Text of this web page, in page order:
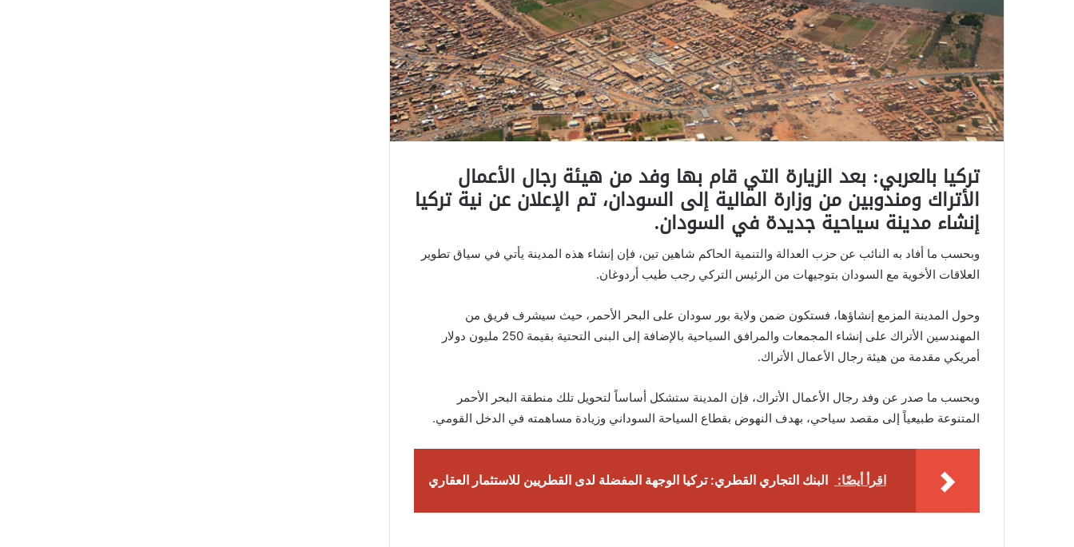
تركيا بالعربي: بعد الزيارة التي قام بها وفد من هيئة رجال الأعمال
الأتراك ومندوبين من وزارة المالية إلى السودان، تم الإعلان عن نية تركيا
إنشاء مدينة سياحية جديدة في السودان.
وبحسب ما أفاد به النائب عن حزب العدالة والتنمية الحاكم شاهين تين، فإن إنشاء هذه المدينة يأتي في سياق تطوير
العلاقات الأخوية مع السودان بتوجيهات من الرئيس التركي رجب طيب أردوغان.
وحول المدينة المزمع إنشاؤها، فستكون ضمن ولاية بور سودان على البحر الأحمر، حيث سيشرف فريق من
المهندسين الأتراك على إنشاء المجمعات والمرافق السياحية بالإضافة إلى البنى التحتية بقيمة 250 مليون دولار
أمريكي مقدمة من هيئة رجال الأعمال الأتراك.
وبحسب ما صدر عن وفد رجال الأعمال الأتراك، فإن المدينة ستشكل أساساً لتحويل تلك منطقة البحر الأحمر
المتنوعة طبيعياً إلى مقصد سياحي، بهدف النهوض بقطاع السياحة السوداني وزيادة مساهمته في الدخل القومي.
اقرأ أيضًا: البنك التجاري القطري: تركيا الوجهة المفضلة لدى القطريين للاستثمار العقاري